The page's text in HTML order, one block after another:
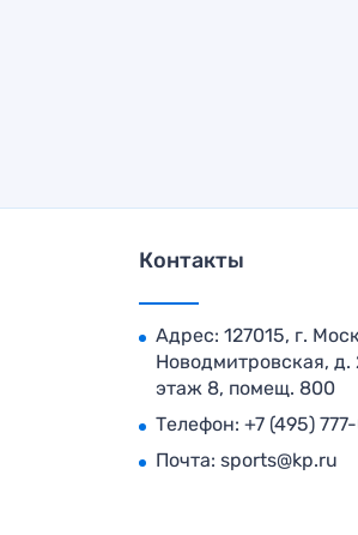
Контакты
Адрес: 127015, г.
Новодмитровская, д.
этаж 8, помещ. 800
Телефон: +7 (495)
Почта: sports@kp.ru